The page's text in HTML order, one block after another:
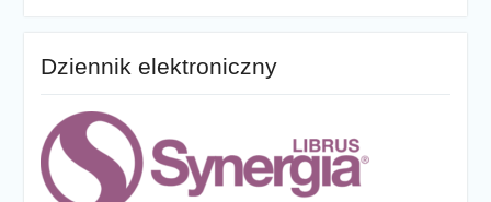
Dziennik elektroniczny